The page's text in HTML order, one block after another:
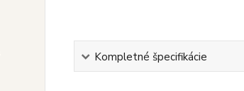
Kompletné špecifikácie